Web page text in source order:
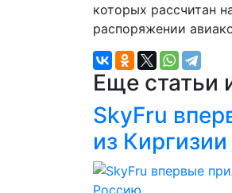
которых рассчитан
распоряжении
Еще статьи
SkyFru
из